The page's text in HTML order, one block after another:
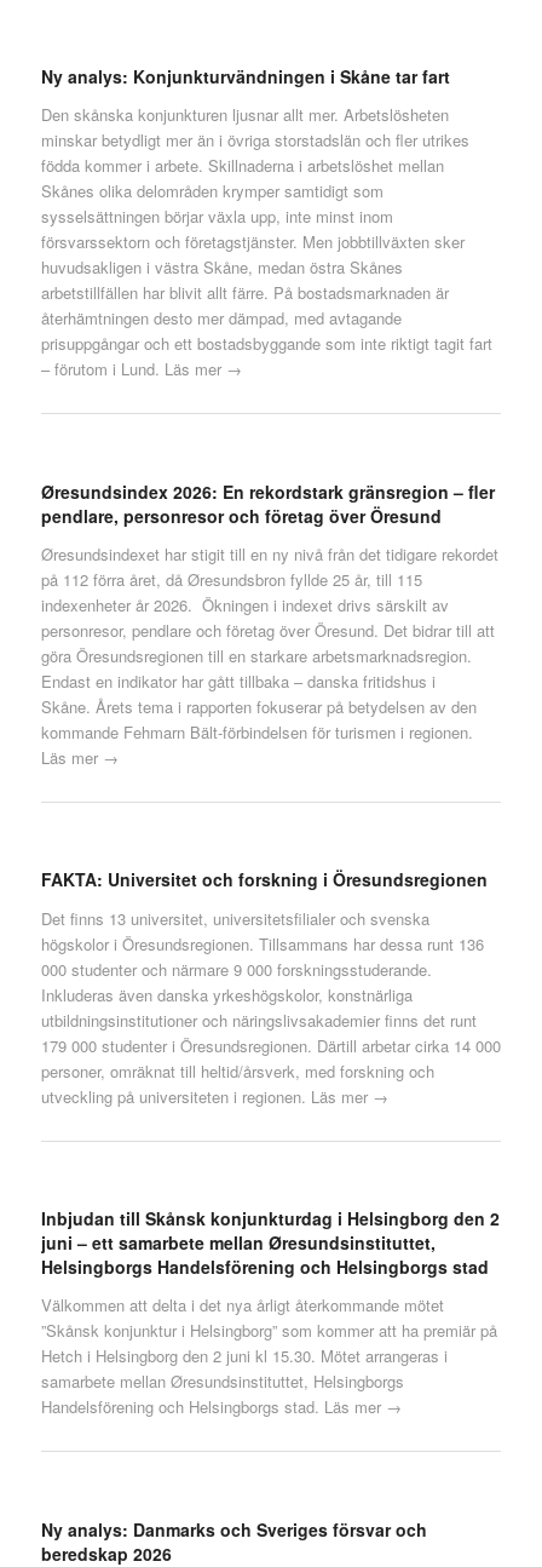
Ny analys: Konjunkturvändningen i Skåne tar fart
Den skånska konjunkturen ljusnar allt mer. Arbetslösheten
minskar betydligt mer än i övriga storstadslän och fler utrikes
födda kommer i arbete. Skillnaderna i arbetslöshet mellan
Skånes olika delområden krymper samtidigt som
sysselsättningen börjar växla upp, inte minst inom
försvarssektorn och företagstjänster. Men jobbtillväxten sker
huvudsakligen i västra Skåne, medan östra Skånes
arbetstillfällen har blivit allt färre. På bostadsmarknaden är
återhämtningen desto mer dämpad, med avtagande
prisuppgångar och ett bostadsbyggande som inte riktigt tagit fart
– förutom i Lund. Läs mer →
Øresundsindex 2026: En rekordstark gränsregion – fler
pendlare, personresor och företag över Öresund
Øresundsindexet har stigit till en ny nivå från det tidigare rekordet
på 112 förra året, då Øresundsbron fyllde 25 år, till 115
indexenheter år 2026. Ökningen i indexet drivs särskilt av
personresor, pendlare och företag över Öresund. Det bidrar till att
göra Öresundsregionen till en starkare arbetsmarknadsregion.
Endast en indikator har gått tillbaka – danska fritidshus i
Skåne. Årets tema i rapporten fokuserar på betydelsen av den
kommande Fehmarn Bält-förbindelsen för turismen i regionen.
Läs mer →
FAKTA: Universitet och forskning i Öresundsregionen
Det finns 13 universitet, universitetsfilialer och svenska
högskolor i Öresundsregionen. Tillsammans har dessa runt 136
000 studenter och närmare 9 000 forskningsstuderande.
Inkluderas även danska yrkeshögskolor, konstnärliga
utbildningsinstitutioner och näringslivsakademier finns det runt
179 000 studenter i Öresundsregionen. Därtill arbetar cirka 14 000
personer, omräknat till heltid/årsverk, med forskning och
utveckling på universiteten i regionen. Läs mer →
Inbjudan till Skånsk konjunkturdag i Helsingborg den 2
juni – ett samarbete mellan Øresundsinstituttet,
Helsingborgs Handelsförening och Helsingborgs stad
Välkommen att delta i det nya årligt återkommande mötet
”Skånsk konjunktur i Helsingborg” som kommer att ha premiär på
Hetch i Helsingborg den 2 juni kl 15.30. Mötet arrangeras i
samarbete mellan Øresundsinstituttet, Helsingborgs
Handelsförening och Helsingborgs stad. Läs mer →
Ny analys: Danmarks och Sveriges försvar och
beredskap 2026